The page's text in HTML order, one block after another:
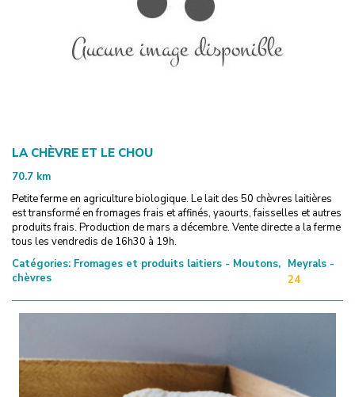
LA CHÈVRE ET LE CHOU
70.7 km
Petite ferme en agriculture biologique. Le lait des 50 chèvres laitières
est transformé en fromages frais et affinés, yaourts, faisselles et autres
produits frais. Production de mars a décembre. Vente directe a la ferme
tous les vendredis de 16h30 à 19h.
Catégories: Fromages et produits laitiers - Moutons,
chèvres
Meyrals -
24